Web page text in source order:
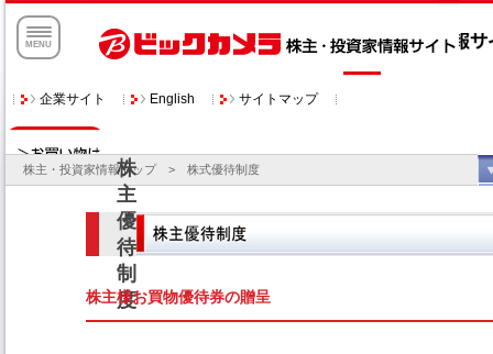
企業サイト English サイトマップ
株主・投資家情報トップ> 株式優待制度
株主様お買物優待券の贈呈